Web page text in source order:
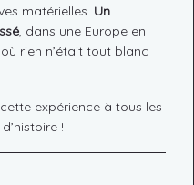
matérielles. Un
, dans une Europe en
rien n’était tout blanc
expérience à tous les
!